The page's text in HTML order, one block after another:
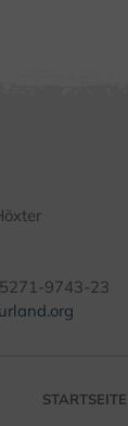
9743-23
STARTSEITE